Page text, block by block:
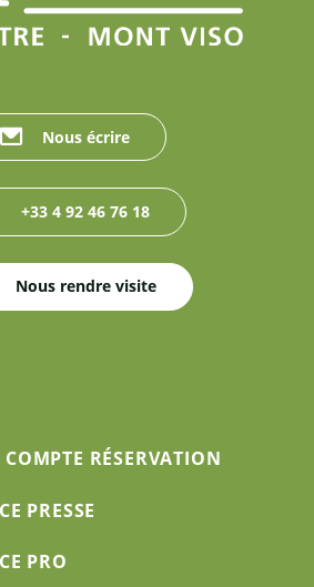
Nous écrire
+33 4 92 46 76 18
Nous rendre visite
RÉSERVATION
PRESSE
PRO